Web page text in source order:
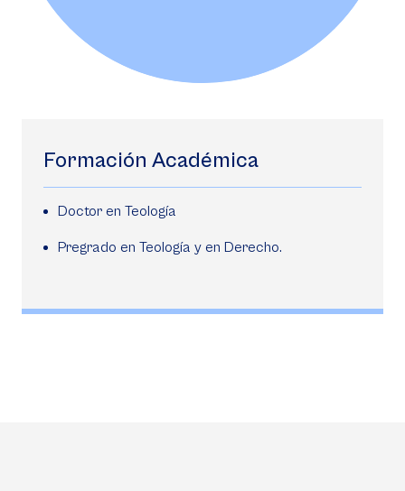
Formación Académica
Doctor en Teología
Pregrado en Teología y en Derecho.